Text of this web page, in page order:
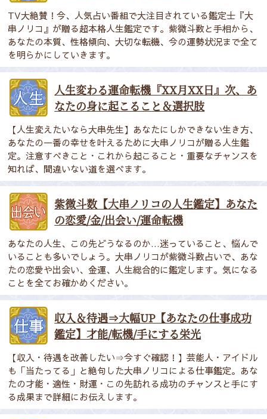
TV大絶賛！今、人気占い番組で大注目されている鑑定士『大
串ノリコ』が贈る超本格人生鑑定です。紫微斗数と手相から、
あなたの本質、性格傾向、大切な転機、今の運勢状況まで全て
を明らかにしていきます。
人生変わる運命転機『XX月XX日』次、あ
なたの身に起こること＆選択肢
【人生変えたいなら大串先生】あなたにしかできない生き方、
あなたの一番の幸せを叶えるために大串ノリコが贈る人生鑑
定。注意すべきこと・これから起こること・重要なチャンスを
知れば、間違いない道を選べます。
紫微斗数【大串ノリコの人生鑑定】あなた
の恋愛/金/出会い/運命転機
あなたの人生、この先どうなるのか…迷っていること、悩んで
いることも多いでしょう。大串ノリコが紫微斗数占いで、あな
たの恋愛や出会い、金運、人生総合的に鑑定します。気になる
ことを全てお確かめください。
収入＆待遇⇒大幅UP【あなたの仕事成功
鑑定】才能/転機/手にする栄光
【収入・待遇を改善したい⇒今すぐ確認！】芸能人・アイドル
も「当たってる」と絶句した大串ノリコによる仕事鑑定。あな
たの才能・適性・財運・この先訪れる成功のチャンスと手にす
る成果まで詳細にお伝えします。